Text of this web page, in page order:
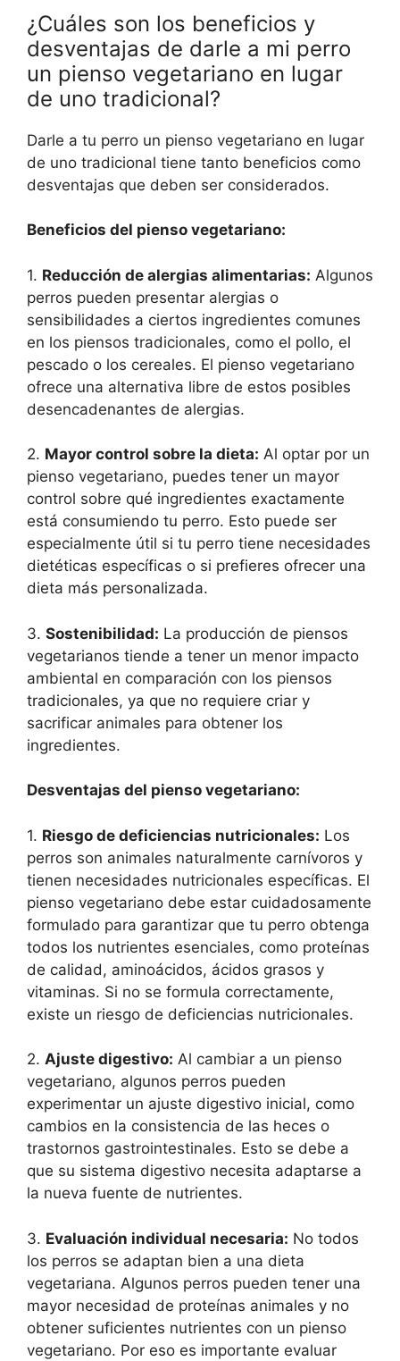
¿Cuáles son los beneficios y
desventajas de darle a mi perro
un pienso vegetariano en lugar
de uno tradicional?
Darle a tu perro un pienso vegetariano en lugar
de uno tradicional tiene tanto beneficios como
desventajas que deben ser considerados.
Beneficios del pienso vegetariano:
1. Reducción de alergias alimentarias: Algunos
perros pueden presentar alergias o
sensibilidades a ciertos ingredientes comunes
en los piensos tradicionales, como el pollo, el
pescado o los cereales. El pienso vegetariano
ofrece una alternativa libre de estos posibles
desencadenantes de alergias.
2. Mayor control sobre la dieta: Al optar por un
pienso vegetariano, puedes tener un mayor
control sobre qué ingredientes exactamente
está consumiendo tu perro. Esto puede ser
especialmente útil si tu perro tiene necesidades
dietéticas específicas o si prefieres ofrecer una
dieta más personalizada.
3. Sostenibilidad: La producción de piensos
vegetarianos tiende a tener un menor impacto
ambiental en comparación con los piensos
tradicionales, ya que no requiere criar y
sacrificar animales para obtener los
ingredientes.
Desventajas del pienso vegetariano:
1. Riesgo de deficiencias nutricionales: Los
perros son animales naturalmente carnívoros y
tienen necesidades nutricionales específicas. El
pienso vegetariano debe estar cuidadosamente
formulado para garantizar que tu perro obtenga
todos los nutrientes esenciales, como proteínas
de calidad, aminoácidos, ácidos grasos y
vitaminas. Si no se formula correctamente,
existe un riesgo de deficiencias nutricionales.
2. Ajuste digestivo: Al cambiar a un pienso
vegetariano, algunos perros pueden
experimentar un ajuste digestivo inicial, como
cambios en la consistencia de las heces o
trastornos gastrointestinales. Esto se debe a
que su sistema digestivo necesita adaptarse a
la nueva fuente de nutrientes.
3. Evaluación individual necesaria: No todos
los perros se adaptan bien a una dieta
vegetariana. Algunos perros pueden tener una
mayor necesidad de proteínas animales y no
obtener suficientes nutrientes con un pienso
vegetariano. Por eso es importante evaluar